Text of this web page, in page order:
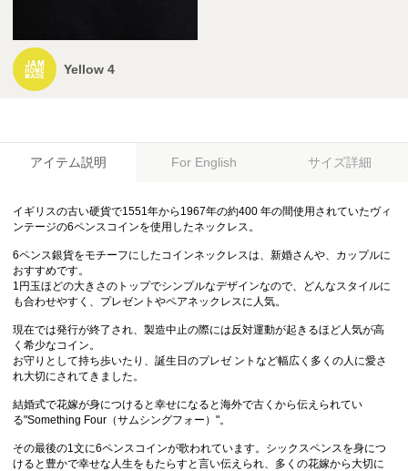
Yellow 4
アイテム説明 For English サイズ詳細
イギリスの古い硬貨で1551年から1967年の約400 年の間使用されていたヴィ
ンテージの6ペンスコインを使用したネックレス。
6ペンス銀貨をモチーフにしたコインネックレスは、新婚さんや、カップルに
おすすめです。
1円玉ほどの大きさのトップでシンプルなデザインなので、どんなスタイルに
も合わせやすく、プレゼントやペアネックレスに人気。
現在では発行が終了され、製造中止の際には反対運動が起きるほど人気が高
く希少なコイン。
お守りとして持ち歩いたり、誕生日のプレゼ ントなど幅広く多くの人に愛さ
れ大切にされてきました。
結婚式で花嫁が身につけると幸せになると海外で古くから伝えられてい
る"Something Four（サムシングフォー）"。
その最後の1文に6ペンスコインが歌われています。シックスペンスを身につ
けると豊かで幸せな人生をもたらすと言い伝えられ、多くの花嫁から大切に